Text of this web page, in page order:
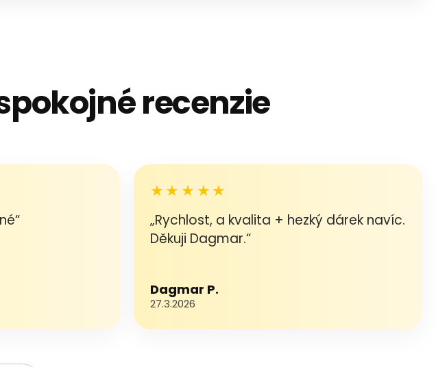
recenzie
★★★★★
„Rychlost, a kvalita + hezký dárek navíc.
Děkuji Dagmar.“
Dagmar P.
27.3.2026